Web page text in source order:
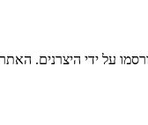
על ידי היצרנים.